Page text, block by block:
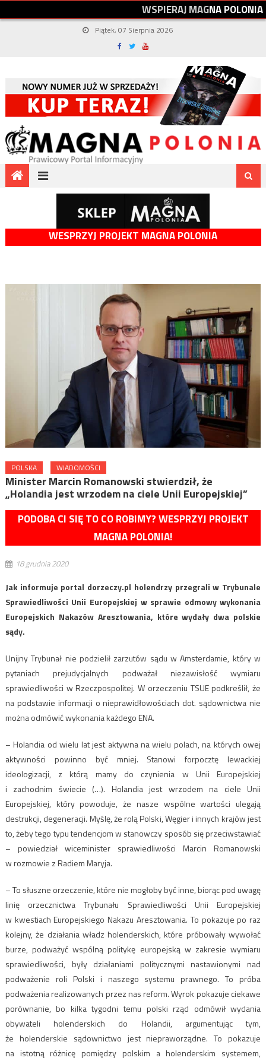
WSPIERAJMAGNAPOLONIA
Piątek, 07 Sierpnia 2026
WESPRZYJ PROJEKT MAGNA POLONIA
POLSKA WIADOMOŚCI
Minister Marcin Romanowski stwierdził, że
„Holandia jest wrzodem na ciele Unii Europejskiej”
PODOBA CI SIĘ TO CO ROBIMY? WESPRZYJ PROJEKT
MAGNA POLONIA!
18 grudnia 2020
Jak informuje portal dorzeczy.pl holendrzy przegrali w Trybunale
Sprawiedliwości Unii Europejskiej w sprawie odmowy wykonania
Europejskich Nakazów Aresztowania, które wydały dwa polskie
sądy.
Unijny Trybunał nie podzielił zarzutów sądu w Amsterdamie, który w
pytaniach prejudycjalnych podważał niezawisłość wymiaru
sprawiedliwości w Rzeczpospolitej. W orzeczeniu TSUE podkreślił, że
na podstawie informacji o nieprawidłowościach dot. sądownictwa nie
można odmówić wykonania każdego ENA.
– Holandia od wielu lat jest aktywna na wielu polach, na których owej
aktywności powinno być mniej. Stanowi forpocztę lewackiej
ideologizacji, z którą mamy do czynienia w Unii Europejskiej
i zachodnim świecie (…). Holandia jest wrzodem na ciele Unii
Europejskiej, który powoduje, że nasze wspólne wartości ulegają
destrukcji, degeneracji. Myślę, że rolą Polski, Węgier i innych krajów jest
to, żeby tego typu tendencjom w stanowczy sposób się przeciwstawiać
– powiedział wiceminister sprawiedliwości Marcin Romanowski
w rozmowie z Radiem Maryja.
– To słuszne orzeczenie, które nie mogłoby być inne, biorąc pod uwagę
linię orzecznictwa Trybunału Sprawiedliwości Unii Europejskiej
w kwestiach Europejskiego Nakazu Aresztowania. To pokazuje po raz
kolejny, że działania władz holenderskich, które próbowały wywołać
burze, podważyć wspólną politykę europejską w zakresie wymiaru
sprawiedliwości, były działaniami politycznymi nastawionymi nad
podważenie roli Polski i naszego systemu prawnego. To próba
podważenia realizowanych przez nas reform. Wyrok pokazuje ciekawe
porównanie, bo kilka tygodni temu polski rząd odmówił wydania
obywateli holenderskich do Holandii, argumentując tym,
że holenderskie sądownictwo jest niepraworządne. To pokazuje
na istotną różnicę pomiędzy polskim a holenderskim systemem,